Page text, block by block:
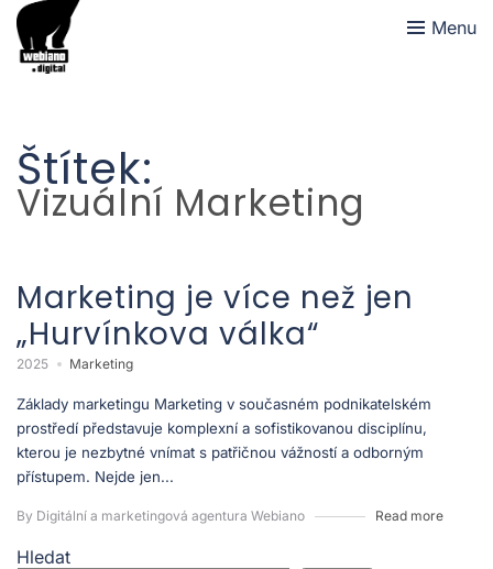
Menu
Štítek:
Vizuální Marketing
Marketing je více než jen
„Hurvínkova válka“
2025 Marketing
Základy marketingu Marketing v současném podnikatelském
prostředí představuje komplexní a sofistikovanou disciplínu,
kterou je nezbytné vnímat s patřičnou vážností a odborným
přístupem. Nejde jen...
By Digitální a marketingová agentura Webiano Read more
Hledat